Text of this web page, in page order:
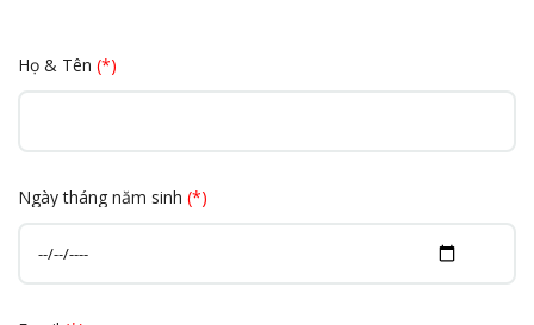
Họ & Tên (*)
Ngày tháng năm sinh (*)